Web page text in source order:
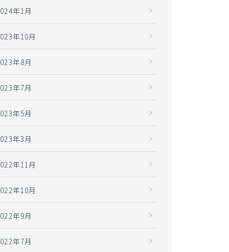
年1月
年10月
年8月
年7月
年5月
年3月
年11月
年10月
年9月
年7月